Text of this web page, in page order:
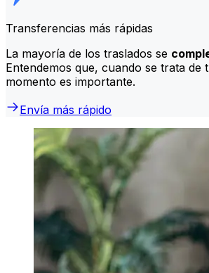
Transferencias más rápidas
La mayoría de los traslados se
Entendemos que, cuando se trata de
momento es importante.
Envía más rápido